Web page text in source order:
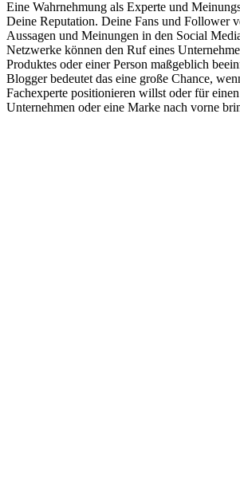
Eine Wahrnehmung als Experte und
Deine Reputation. Deine Fans und Follower
Aussagen und Meinungen in den Social
Netzwerke können den Ruf eines
Produktes oder einer Person maßgeblich
Blogger bedeutet das eine große Chance,
Fachexperte positionieren willst oder für
Unternehmen oder eine Marke nach vorne